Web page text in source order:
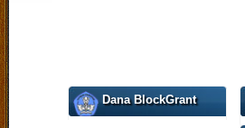
Dana BlockGrant